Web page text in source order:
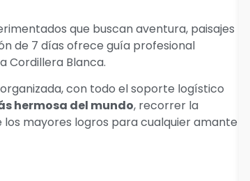
que buscan aventura, paisajes
de 7 días ofrece guía profesional
Cordillera Blanca.
con todo el soporte logístico
hermosa del mundo, recorrer la
los mayores logros para cualquier amante